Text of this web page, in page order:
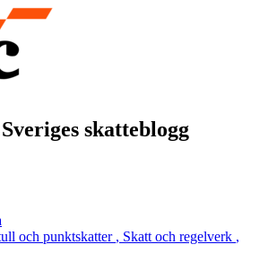
skatteblogg
och punktskatter , Skatt och regelverk ,